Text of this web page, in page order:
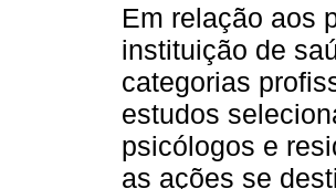
Em relação aos
instituição de
categorias
estudos
psicólogos e
as ações se